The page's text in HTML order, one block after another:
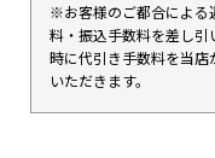
※お客様のご都合による
料・振込手数料を差し引
時に代引き手数料を当店
いただきます。